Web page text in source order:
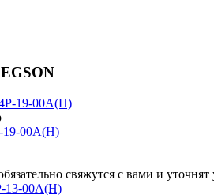
19-00A(H)
свяжутся с вами и уточнят